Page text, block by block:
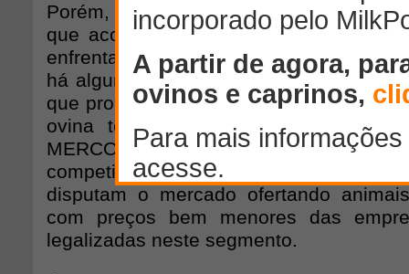
Porém, as dificuldades do mercado
que acontece dentro da propriedade.
enfrentando grande concorrência com
há algum tempo, sem contar os
que proliferam junto as cidades onde o
ovina tem um valor consideravel.
MERCOSUL têm quantidade,
competitivo e qualidade, sem falar
disputam o mercado ofertando
com preços bem menores das
legalizadas neste segmento.